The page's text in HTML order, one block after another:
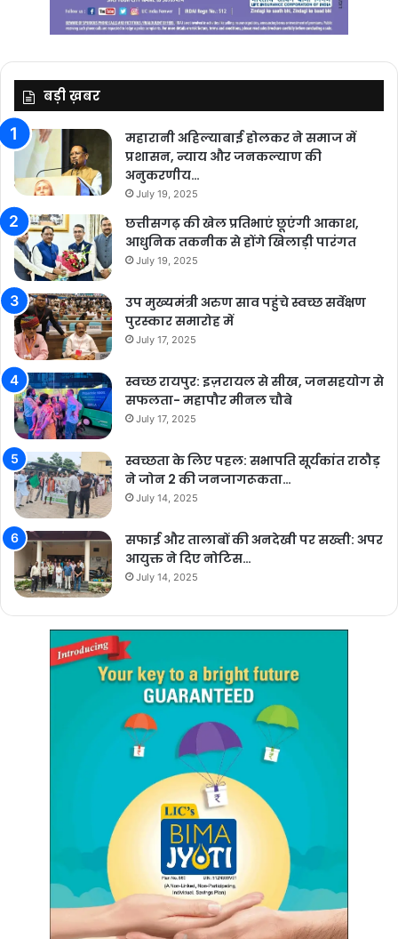
बड़ी ख़बर
महारानी अहिल्याबाई होलकर ने समाज में
प्रशासन, न्याय और जनकल्याण की
अनुकरणीय…
July 19, 2025
छत्तीसगढ़ की खेल प्रतिभाएं छूएंगी आकाश,
आधुनिक तकनीक से होंगे खिलाड़ी पारंगत
July 19, 2025
उप मुख्यमंत्री अरुण साव पहुंचे स्वच्छ सर्वेक्षण
पुरस्कार समारोह में
July 17, 2025
स्वच्छ रायपुर: इज़रायल से सीख, जनसहयोग से
सफलता- महापौर मीनल चौबे
July 17, 2025
स्वच्छता के लिए पहल: सभापति सूर्यकांत राठौड़
ने जोन 2 की जनजागरूकता…
July 14, 2025
सफाई और तालाबों की अनदेखी पर सख्ती: अपर
आयुक्त ने दिए नोटिस…
July 14, 2025